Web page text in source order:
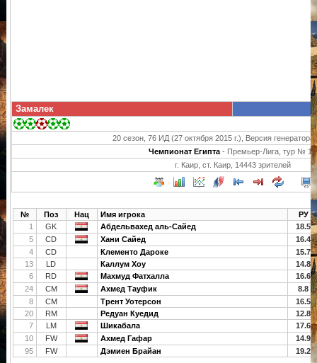
Замалек
20 сезон, 76 ИД (27 октября 2015 г.), Версия генератора
Чемпионат Египта - Премьер-Лига, тур № 15
г. Каир, ст. Каир, 14443 зрителей
№ Поз Нац Имя игрока
РУ
1
GK Абдельвахед аль-Сайед
18.5
5
CD Хани Сайед
16.4
4
CD Клементо Дароке
15.7
13
LD Каллум Хоу
14.8
6
RD Махмуд Фатхалла
16.6
24
CM Ахмед Тауфик
8.8
8
CM Трент Уотерсон
16.5
20
RM Редуан Куедид
12.8
7
LM Шикабала
17.6
10
FW Ахмед Гафар
14.9
95
FW Дэмиен Брайан 19.2